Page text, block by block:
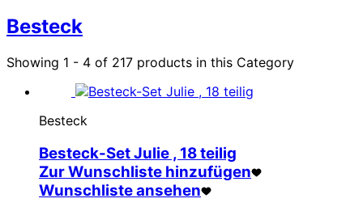
Besteck
Showing 1 - 4 of 217 products in this Category
Besteck
Besteck-Set Julie , 18 teilig
Zur Wunschliste hinzufügen
Wunschliste ansehen